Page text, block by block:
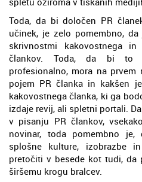
Toda, da bi določen PR
učinek, je zelo pomembno,
skrivnostmi kakovostnega
člankov. Toda, da bi to
profesionalno, mora na
pojem PR članka in kakšen
kakovostnega članka, ki ga
izdaje revij, ali spletni portali.
v pisanju PR člankov,
novinar, toda pomembno
splošne kulture, izobrazbe
pretočiti v besede kot tudi,
širšemu krogu bralcev.